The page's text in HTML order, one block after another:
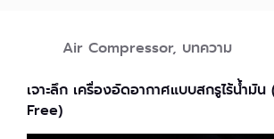
Air Compressor, บทความ
เจาะลึก เครื่องอัดอากาศแบบสกรูไร้น้ำมัน
Free)